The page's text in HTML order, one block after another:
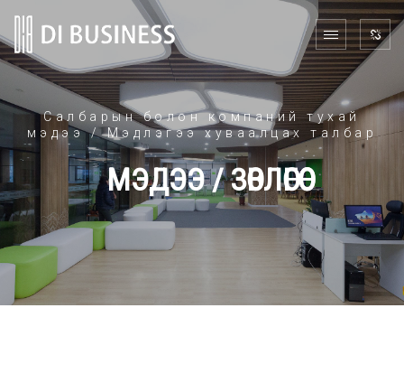
Салбарын болон компаний тухай
мэдээ / Мэдлэгээ хуваалцах талбар
МЭДЭЭ / ЗӨВЛӨГӨӨ